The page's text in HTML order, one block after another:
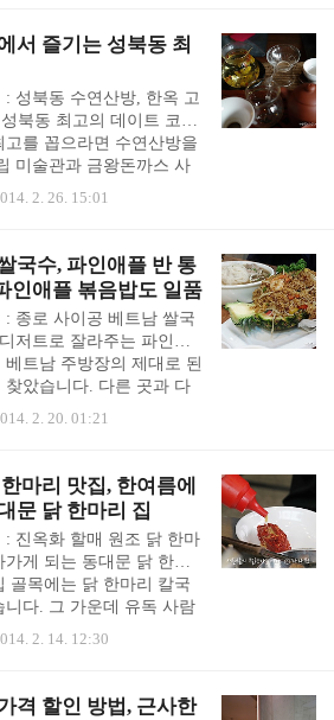
점에 다녀왔습니다. 지프
다고 하길래, 크라제 버거
라로 찍어 보았습니다.
정은 하지 않았습니다.
른살의 철학자, 여자 라라
습니다. 마침 응답하라 1
주문을 했습니다. 마..
서 즐기는 성북동 최
성북동 수연산방, 한옥 고
북동 최고의 데이트 코스
를 꼽으라면 수연산방을
미술관과 금왕돈까스 사
요. 크지 않은 기와집의
면 번잡한 서울 한복판에
분이 좋아지는 곳이에요.
생님의 가옥을 손녀딸이
고 합니다. 상허 이태준
방 앞에 빼곡히 적혀 있는
잘 몰랐습니다. (한국 근
ㅜ) 애써 변명을 하자면, 상
하셔서 월북작가에 대
2. 26. 15:01
국수, 파인애플 반 통
인애플 볶음밥도 일품
종로 사이공 베트남 쌀국
저트로 잘라주는 파인애
트남 주방장의 제대로 된
았습니다. 다른 곳과 다
자꾸 생각이 났습니다. 고
스트 메뉴 생안심 쌀국수
주문했습니다. 양파절임,
양고추가 나옵니다. 모두
. 종로 사이공의 생 안심
고, 이 날의 놀라운 발견
니다. 처음에 보고는 파인
줄 알고 양이 엄청나다
인애플을 절반으로 쪼갠
2. 20. 01:21
마리 맛집, 한여름에
문 닭 한마리 집
진옥화 할매 원조 닭 한마
게 되는 동대문 닭 한마
골목에는 닭 한마리 칼국
다. 그 가운데 유독 사람
마리집이 진옥화 할매 원
금은 건물을 새로 지어 근
는 닭 한마리 열기 때문에
2. 14. 12:30
격 할인 방법, 근사한